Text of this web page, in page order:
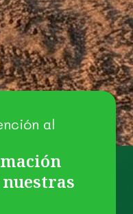
al